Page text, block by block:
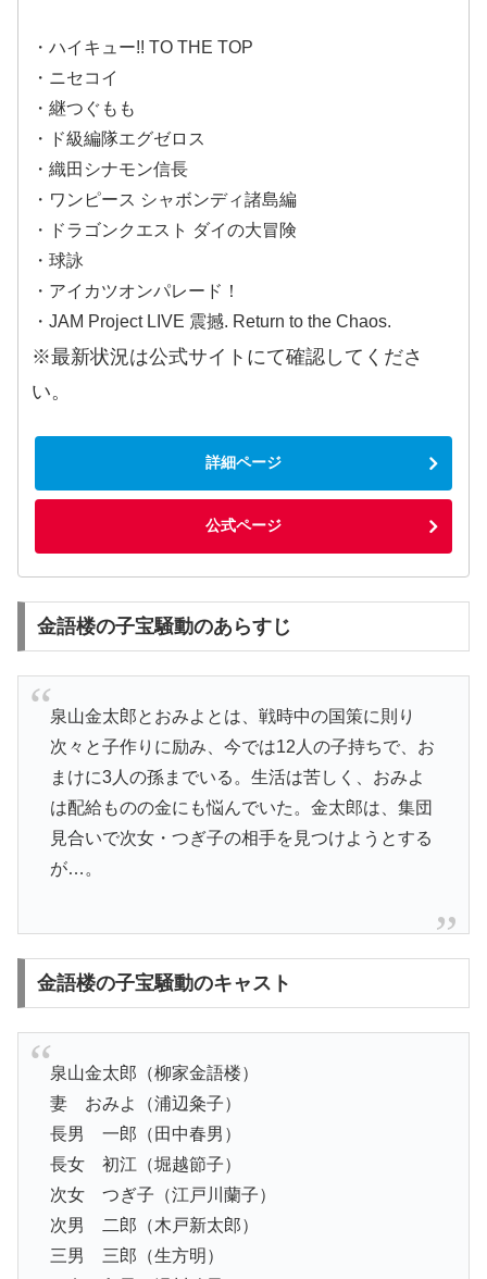
・ハイキュー!! TO THE TOP
・ニセコイ
・継つぐもも
・ド級編隊エグゼロス
・織田シナモン信長
・ワンピース シャボンディ諸島編
・ドラゴンクエスト ダイの大冒険
・球詠
・アイカツオンパレード！
・JAM Project LIVE 震撼. Return to the Chaos.
※最新状況は公式サイトにて確認してくださ
い。
詳細ページ
公式ページ
金語楼の子宝騒動のあらすじ
泉山金太郎とおみよとは、戦時中の国策に則り
次々と子作りに励み、今では12人の子持ちで、お
まけに3人の孫までいる。生活は苦しく、おみよ
は配給ものの金にも悩んでいた。金太郎は、集団
見合いで次女・つぎ子の相手を見つけようとする
が…。
金語楼の子宝騒動のキャスト
泉山金太郎（柳家金語楼）
妻 おみよ（浦辺粂子）
長男 一郎（田中春男）
長女 初江（堀越節子）
次女 つぎ子（江戸川蘭子）
次男 二郎（木戸新太郎）
三男 三郎（生方明）